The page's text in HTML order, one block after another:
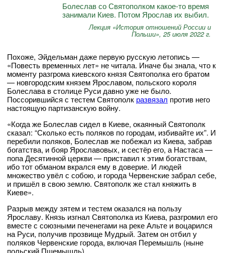
Болеслав со Святополком какое-то время
занимали Киев. Потом Ярослав их выбил.
Лекция «История отношений России и
Польши», 25 июля 2022 г.
Похоже, Эйдельман даже первую русскую летопись —
«Повесть временных лет» не читала. Иначе бы знала, что к
моменту разгрома киевского князя Святополка его братом
— новгородским князем Ярославом, польского короля
Болеслава в столице Руси давно уже не было.
Поссорившийся с тестем Святополк развязал против него
настоящую партизанскую войну.
«Когда же Болеслав сидел в Киеве, окаянный Святополк
сказал: “Сколько есть поляков по городам, избивайте их”. И
перебили поляков, Болеслав же побежал из Киева, забрав
богатства, и бояр Ярославовых, и сестёр его, а Настаса —
попа Десятинной церкви — приставил к этим богатствам,
ибо тот обманом вкрался ему в доверие. И людей
множество увёл с собою, и города Червенские забрал себе,
и пришёл в свою землю. Святополк же стал княжить в
Киеве».
Разрыв между зятем и тестем оказался на пользу
Ярославу. Князь изгнал Святополка из Киева, разгромил его
вместе с союзными печенегами на реке Альте и воцарился
на Руси, получив прозвище Мудрый. Затем он отбил у
поляков Червенские города, включая Перемышль (ныне